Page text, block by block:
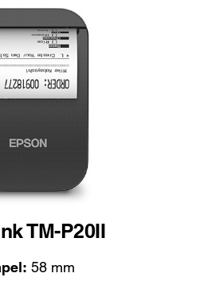
TM-P20II
58 mm